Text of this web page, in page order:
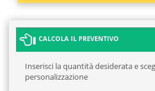
CALCOLA IL PREVENTIVO
Inserisci la quantità desiderata e
personalizzazione